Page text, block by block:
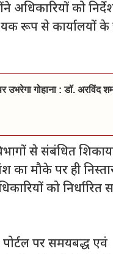
अधिकारियों को
रूप से कार्यालयों
गोहाना : डॉ. अरविंद
से संबंधित
का मौके पर ही
को निर्धारित
पर समयबद्ध एवं